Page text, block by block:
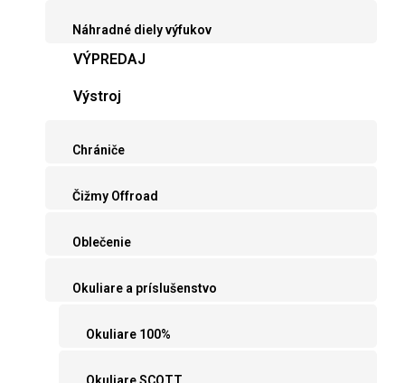
Náhradné diely výfukov
VÝPREDAJ
Výstroj
Chrániče
Čižmy Offroad
Oblečenie
Okuliare a príslušenstvo
Okuliare 100%
Okuliare SCOTT